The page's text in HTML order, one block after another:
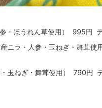
・ほうれん草使用） 995円
ニラ・人参・玉ねぎ・舞茸使
玉ねぎ・舞茸使用） 790円